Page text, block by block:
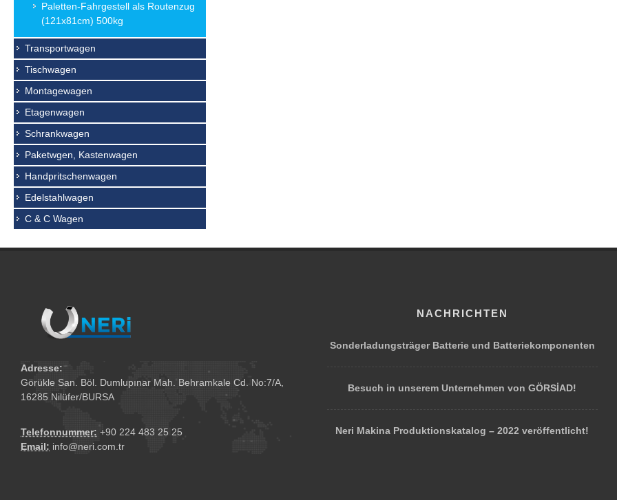
Paletten-Fahrgestell als Routenzug
(121x81cm) 500kg
Transportwagen
Tischwagen
Montagewagen
Etagenwagen
Schrankwagen
Paketwgen, Kastenwagen
Handpritschenwagen
Edelstahlwagen
C & C Wagen
Adresse:
Görükle San. Böl. Dumlupınar Mah. Behramkale Cd. No:7/A,
16285 Nilüfer/BURSA
Telefonnummer: +90 224 483 25 25
Email: info@neri.com.tr
NACHRICHTEN
Sonderladungsträger Batterie und Batteriekomponenten
Besuch in unserem Unternehmen von GÖRSİAD!
Neri Makina Produktionskatalog – 2022 veröffentlicht!